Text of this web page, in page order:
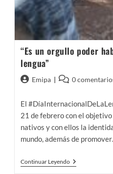
“Es un orgullo poder
lengua”
Autor
la
Emipa
Comentarios
0
El
21 de febrero con el
nativos y con ellos la
mundo, además de
Continuar Leyendo“Es
Un